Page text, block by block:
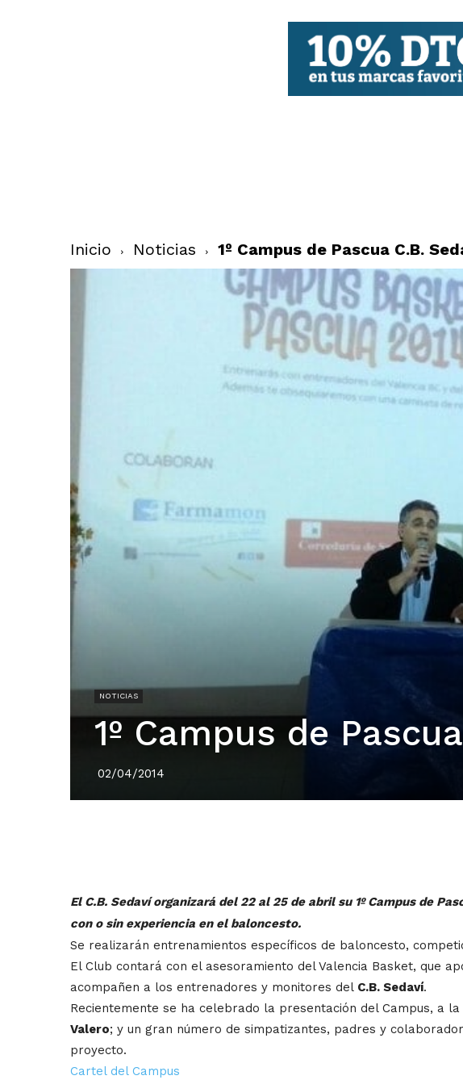
Inicio Noticias 1º Campus de Pascua C.B.
NOTICIAS
1º Campus de
02/04/2014
El C.B. Sedaví organizará del 22 al 25 de abril su 1º Campus de
con o sin experiencia en el baloncesto.
Se realizarán entrenamientos específicos de baloncesto,
El Club contará con el asesoramiento del Valencia Basket, que
acompañen a los entrenadores y monitores del C.B. Sedaví.
Recientemente se ha celebrado la presentación del Campus, a
Valero; y un gran número de simpatizantes, padres y
proyecto.
Cartel del Campus